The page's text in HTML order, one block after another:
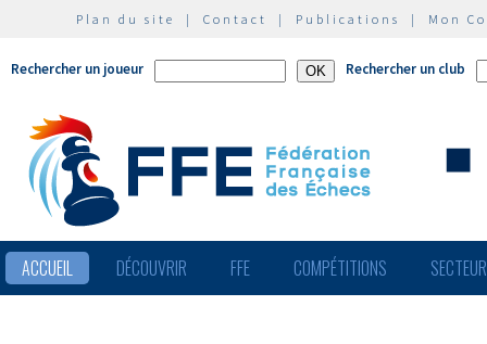
Plan du site | Contact | Publications | Mon
Rechercher un joueur Rechercher un club
ACCUEIL DÉCOUVRIR FFE COMPÉTITIONS